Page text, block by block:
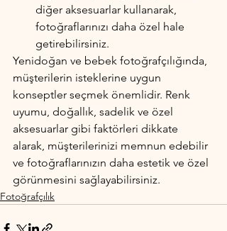
diğer aksesuarlar kullanarak,
fotoğraflarınızı daha özel hale
getirebilirsiniz.
Yenidoğan ve bebek fotoğrafçılığında,
müşterilerin isteklerine uygun
konseptler seçmek önemlidir. Renk
uyumu, doğallık, sadelik ve özel
aksesuarlar gibi faktörleri dikkate
alarak, müşterilerinizi memnun edebilir
ve fotoğraflarınızın daha estetik ve özel
görünmesini sağlayabilirsiniz.
Fotoğrafçılık